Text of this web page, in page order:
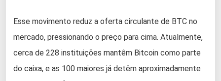
Esse movimento reduz a oferta circulante de BTC no
mercado, pressionando o preço para cima. Atualmente,
cerca de 228 instituições mantêm Bitcoin como parte
do caixa, e as 100 maiores já detêm aproximadamente